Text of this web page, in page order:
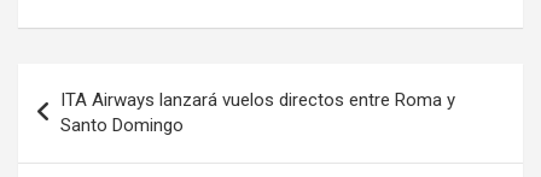
de
entradas
ITA Airways lanzará vuelos directos entre Roma y
Santo Domingo